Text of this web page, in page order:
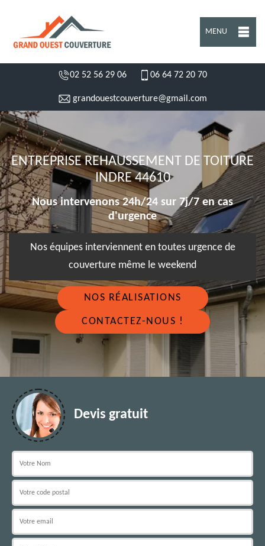
MENU
02 52 56 29 06 06 64 72 20 70
grandouestcouverture@gmail.com
ENTREPRISE REHAUSSEMENT DE TOITURE
INDRE 44610
Nous intervenons 24h/24 sur 7j/7 en cas
d'urgence
Nos équipes interviennent en toutes urgence de
couverture même le weekend
NOS RÉALISATIONS
CONTACTEZ-NOUS !
Devis gratuit